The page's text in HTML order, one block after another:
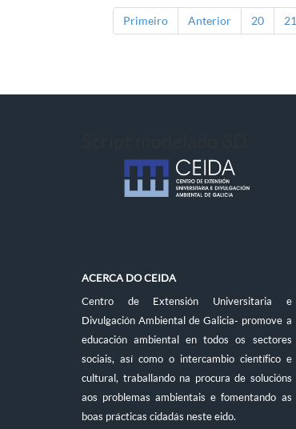
Páxinas
Primeiro Anterior 20 21
ACERCA DO CEIDA
Centro de Extensión Universitaria e
Divulgación Ambiental de Galicia- promove a
educación ambiental en todos os sectores
sociais, así como o intercambio científico e
cultural, traballando na procura de solucións
aos problemas ambientais e fomentando as
boas prácticas cidadás neste eido.